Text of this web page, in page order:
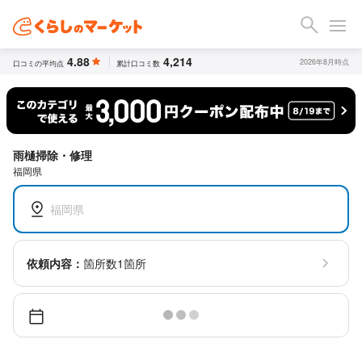
口コミの平均点 4.88 累計口コミ数 4,214 2026年8月時点
雨樋掃除・修理
福岡県
福岡県
依頼内容： 箇所数1箇所